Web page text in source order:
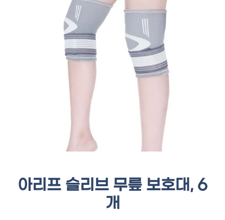
아리프 슬리브 무릎 보호대, 6
개